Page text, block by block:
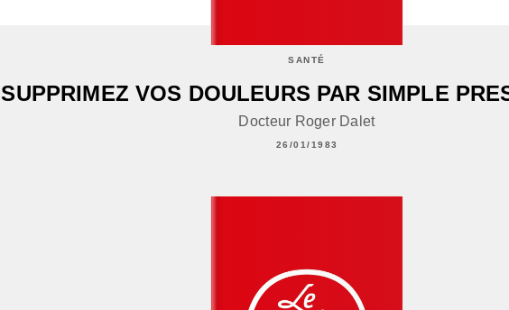
SANTÉ
SUPPRIMEZ VOS DOULEURS PAR SIMPLE
Docteur Roger Dalet
26/01/1983